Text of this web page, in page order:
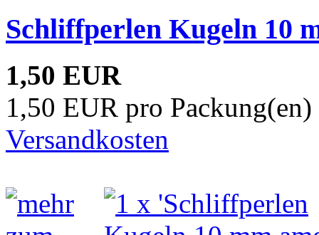
Schliffperlen Kugeln 10
1,50 EUR
1,50 EUR pro
Versandkosten